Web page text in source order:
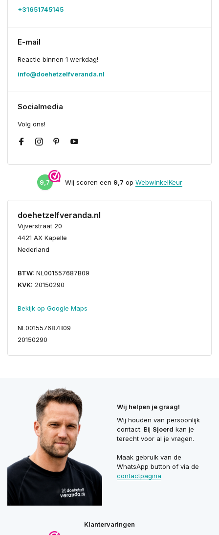
+31651745145
E-mail
Reactie binnen 1 werkdag!
info@doehetzelfveranda.nl
Socialmedia
Volg ons!
9,7 Wij scoren een 9,7 op WebwinkelKeur
doehetzelfveranda.nl
Vijverstraat 20
4421 AX Kapelle
Nederland
BTW: NL001557687B09
KVK: 20150290
Bekijk op Google Maps
NL001557687B09
20150290
Wij helpen je graag!
Wij houden van persoonlijk
contact. Bij Sjoerd kan je
terecht voor al je vragen.
Maak gebruik van de
WhatsApp button of via de
contactpagina
Klantervaringen